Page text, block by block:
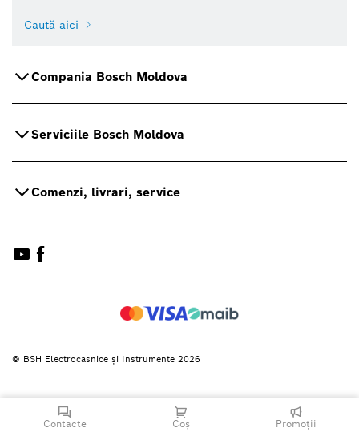
Caută aici
Compania Bosch Moldova
Serviciile Bosch Moldova
Comenzi, livrari, service
© BSH Electrocasnice și Instrumente 2026
Contacte Coș Promoții